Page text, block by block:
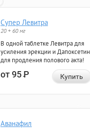
Супер Левитра
20 + 60 мг
В одной таблетке Левитра для
усиления эрекции и Дапоксетин
для продления полового акта!
от 95Р Купить
Аванафил